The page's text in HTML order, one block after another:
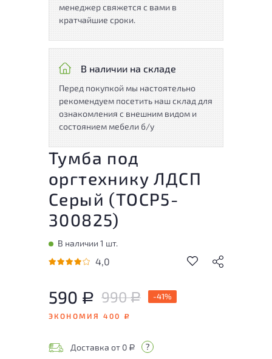
менеджер свяжется с вами в
кратчайшие сроки.
В наличии на складе
Перед покупкой мы настоятельно
рекомендуем посетить наш склад для
ознакомления с внешним видом и
состоянием мебели б/у
Тумба под
оргтехнику ЛДСП
Серый (ТОСР5-
300825)
В наличии 1 шт.
4,0
590 Р 990Р -41%
ЭКОНОМИЯ 400Р
Доставка от 0 Р